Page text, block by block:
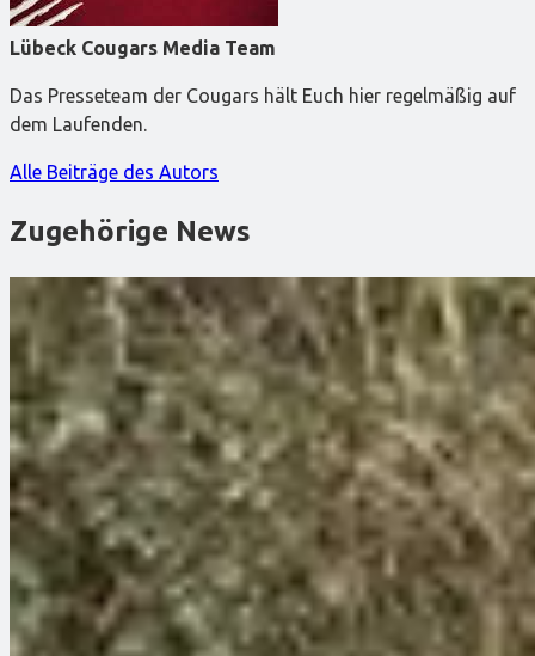
Lübeck Cougars Media Team
Das Presseteam der Cougars hält Euch hier regelmäßig auf
dem Laufenden.
Alle Beiträge des Autors
Zugehörige News